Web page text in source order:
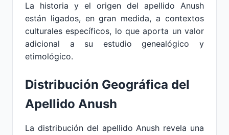
La historia y el origen del apellido Anush
están ligados, en gran medida, a contextos
culturales específicos, lo que aporta un valor
adicional a su estudio genealógico y
etimológico.
Distribución Geográfica del
Apellido Anush
La distribución del apellido Anush revela una